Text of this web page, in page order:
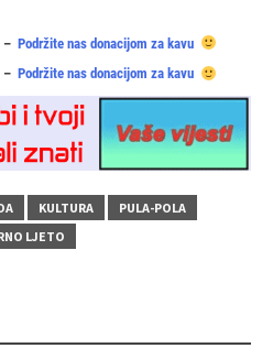
– Podržite nas donacijom za kavu
– Podržite nas donacijom za kavu
KULTURA
PULA-POLA
LJETO